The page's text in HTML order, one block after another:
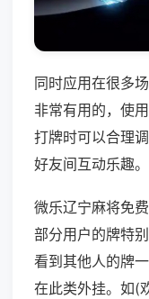
同时应用在很多
非常有用的，使
打牌时可以合理
好友间互动乐趣。
微乐辽宁麻将免
部分用户的牌特
看到其他人的牌
在此类外挂。如(